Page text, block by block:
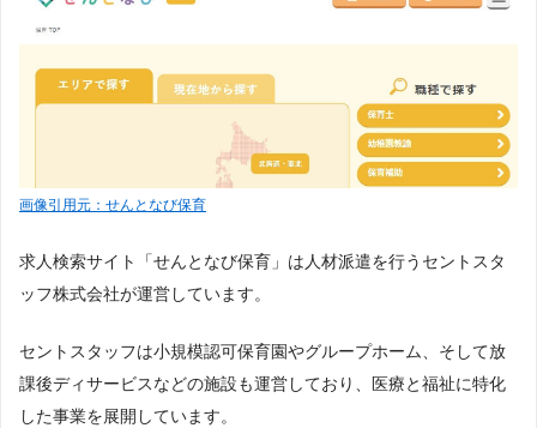
画像引用元：せんとなび保育
求人検索サイト「せんとなび保育」は人材派遣を行うセントスタ
ッフ株式会社が運営しています。
セントスタッフは小規模認可保育園やグループホーム、そして放
課後ディサービスなどの施設も運営しており、医療と福祉に特化
した事業を展開しています。